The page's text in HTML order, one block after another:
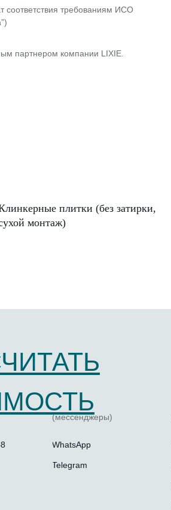
соответствия требованиям ИСО
партнером компании LIXIE.
плитки (без затирки,
монтаж)
(мессенджеры)
WhatsApp
Telegram